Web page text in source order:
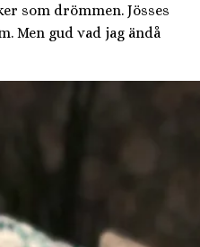
som drömmen. Jösses
Men gud vad jag ändå